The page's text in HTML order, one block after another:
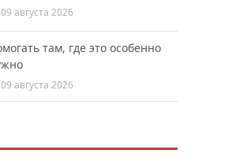
09 августа 2026
там, где это особенно
09 августа 2026